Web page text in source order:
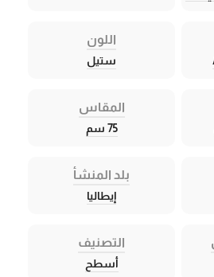
اللون
ستيل
المقاس
75 سم
بلد المنشأ
إيطاليا
التصنيف
أسطح